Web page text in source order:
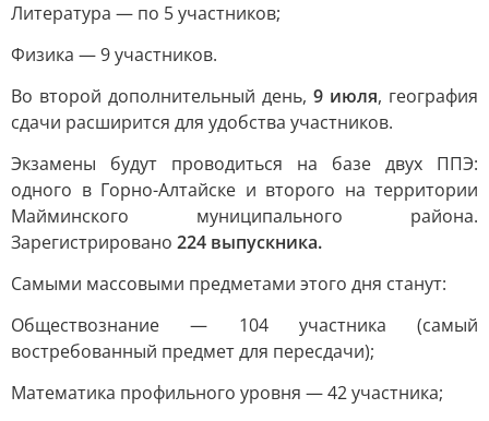
Литература — по 5 участников;
Физика — 9 участников.
Во второй дополнительный день, 9 июля, география
сдачи расширится для удобства участников.
Экзамены будут проводиться на базе двух ППЭ:
одного в Горно-Алтайске и второго на территории
Майминского муниципального района.
Зарегистрировано 224 выпускника.
Самыми массовыми предметами этого дня станут:
Обществознание — 104 участника (самый
востребованный предмет для пересдачи);
Математика профильного уровня — 42 участника;